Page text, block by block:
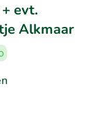
evt.
Alkmaar